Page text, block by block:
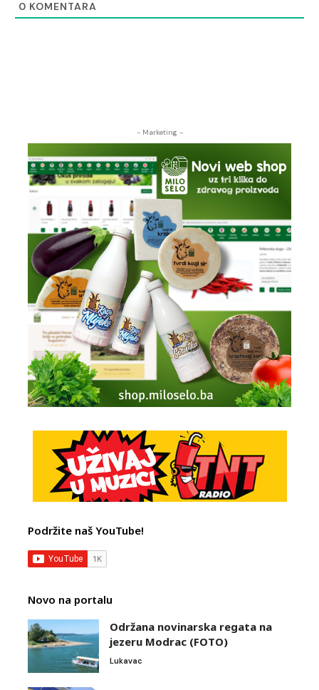
0 KOMENTARA
- Marketing -
Podržite naš YouTube!
Novo na portalu
Održana novinarska regata na
jezeru Modrac (FOTO)
Lukavac